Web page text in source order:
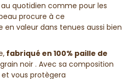
quotidien comme pour les
procure à ce
valeur dans tenues aussi bien
fabriqué en 100% paille de
noir . Avec sa composition
vous protègera